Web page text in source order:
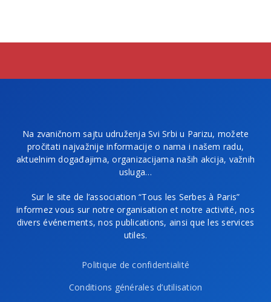
Na zvaničnom sajtu udruženja Svi Srbi u Parizu, možete
pročitati najvažnije informacije o nama i našem radu,
aktuelnim događajima, organizacijama naših akcija, važnih
usluga…
Sur le site de l’association “Tous les Serbes à Paris”
informez vous sur notre organisation et notre activité, nos
divers événements, nos publications, ainsi que les services
utiles.
Politique de confidentialité
Conditions générales d’utilisation